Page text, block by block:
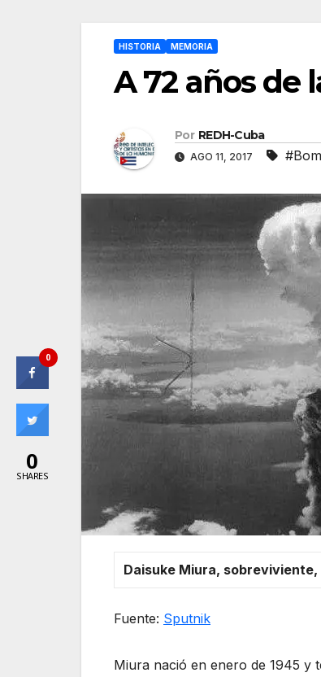
HISTORIA MEMORIA
A 72 años de
Por REDH-Cuba
AGO 11, 2017
Daisuke Miura,
Fuente: Sputnik
Miura nació en enero de 1945 y
0
0
SHARES